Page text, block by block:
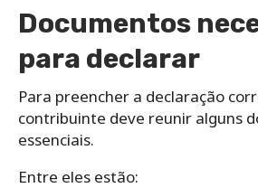
Documentos
para declarar
Para preencher a declaração
contribuinte deve reunir alguns
essenciais.
Entre eles estão: